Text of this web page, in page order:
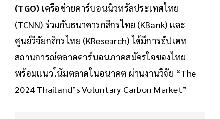
(TGO) เครือข่ายคาร์บอนนิวทรัลประเทศไทย
(TCNN) ร่วมกับธนาคารกสิกรไทย (KBank) และ
ศูนย์วิจัยกสิกรไทย (KResearch) ได้มีการอัปเดท
สถานการณ์ตลาดคาร์บอนภาคสมัครใจของไทย
พร้อมแนวโน้มตลาดในอนาคต ผ่านงานวิจัย “The
2024 Thailand’s Voluntary Carbon Market”